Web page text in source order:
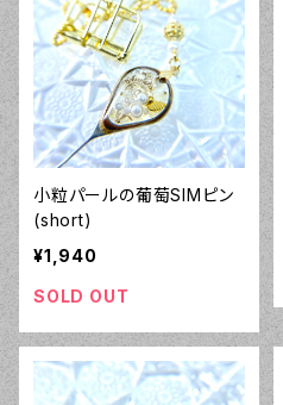
小粒パールの葡萄SIMピン
(short)
¥1,940
SOLD OUT